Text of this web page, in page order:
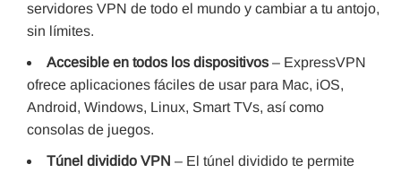
servidores VPN de todo el mundo y cambiar a tu antojo,
sin límites.
Accesible en todos los dispositivos – ExpressVPN
ofrece aplicaciones fáciles de usar para Mac, iOS,
Android, Windows, Linux, Smart TVs, así como
consolas de juegos.
Túnel dividido VPN – El túnel dividido te permite